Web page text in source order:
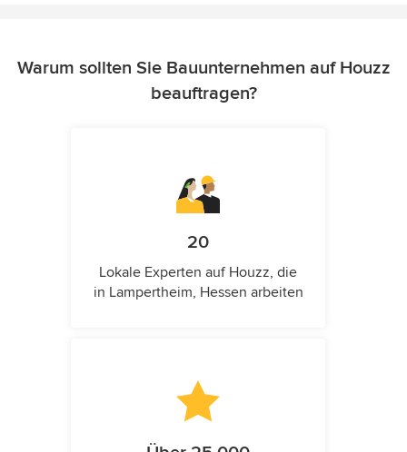
Warum sollten Sie Bauunternehmen auf Houzz
beauftragen?
20
Lokale Experten auf Houzz, die
in Lampertheim, Hessen arbeiten